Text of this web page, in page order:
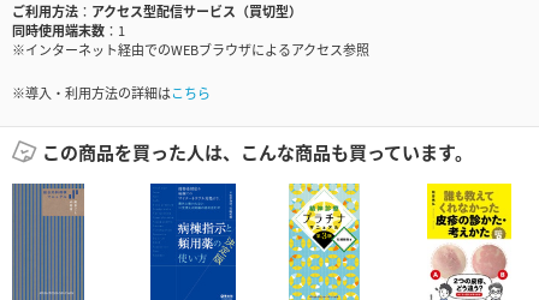
ご利用方法
アクセス型配信サービス（買切型）
同時使用端末数
1
※インターネット経由でのWEBブラウザによるアクセス参照
※導入・利用方法の詳細はこちら
この商品を買った人は、こんな商品も買っています。